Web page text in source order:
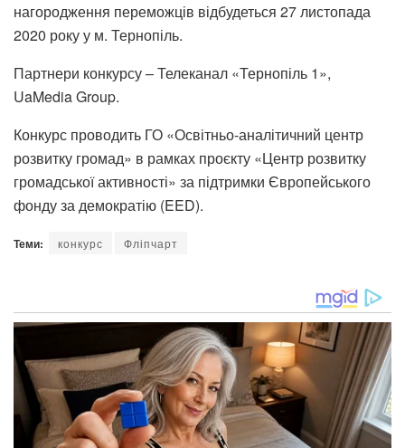
нагородження переможців відбудеться 27 листопада
2020 року у м. Тернопіль.
Партнери конкурсу – Телеканал «Тернопіль 1»,
UaMedia Group.
Конкурс проводить ГО «Освітньо-аналітичний центр
розвитку громад» в рамках проєкту «Центр розвитку
громадської активності» за підтримки Європейського
фонду за демократію (EED).
Теми: конкурс Фліпчарт